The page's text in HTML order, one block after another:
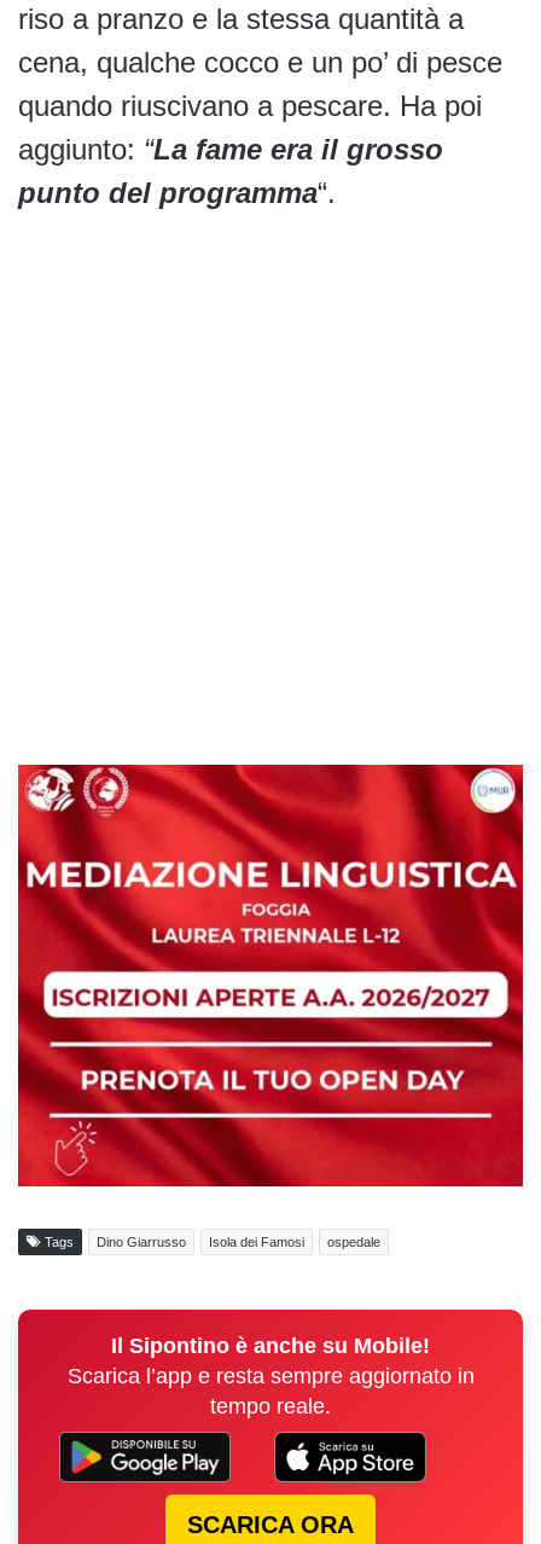
riso a pranzo e la stessa quantità a
cena, qualche cocco e un po’ di pesce
quando riuscivano a pescare. Ha poi
aggiunto: “La fame era il grosso
punto del programma“.
Tags Dino Giarrusso Isola dei Famosi ospedale
Il Sipontino è anche su Mobile!
Scarica l’app e resta sempre aggiornato in
tempo reale.
SCARICA ORA